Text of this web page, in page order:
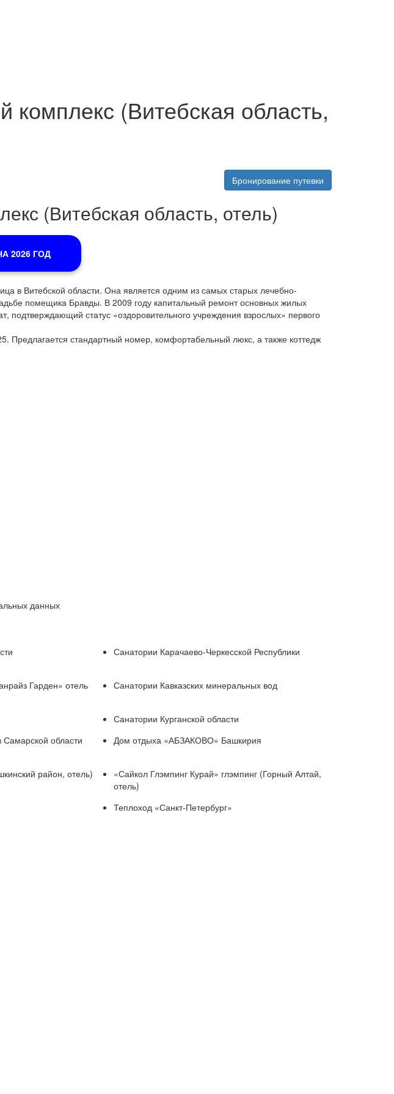
комплекс (Витебская область,
Бронирование путевки
(Витебская область, отель)
2026 ГОД
в Витебской области. Она является одним из самых старых лечебно-
помещика Бравды. В 2009 году капитальный ремонт основных жилых
подтверждающий статус «оздоровительного учреждения взрослых» первого
Предлагается стандартный номер, комфортабельный люкс, а также коттедж
данных
Санатории Карачаево-Черкесской Республики
Гарден» отель
Санатории Кавказских минеральных вод
Санатории Курганской области
области Дом отдыха «АБЗАКОВО» Башкирия
район, отель)
«Сайкол Глэмпинг Курай» глэмпинг (Горный Алтай,
отель)
Теплоход «Санкт-Петербург»